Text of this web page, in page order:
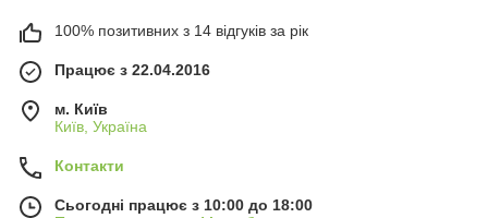
100% позитивних з 14 відгуків за рік
Працює з 22.04.2016
м. Київ
Київ, Україна
Контакти
Сьогодні працює з 10:00 до 18:00